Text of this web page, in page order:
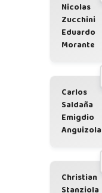
Nicolas
Zucchini
Eduardo
Morante
Carlos
Saldaña
Emigdio
Anguizola
Christian
Stanziola